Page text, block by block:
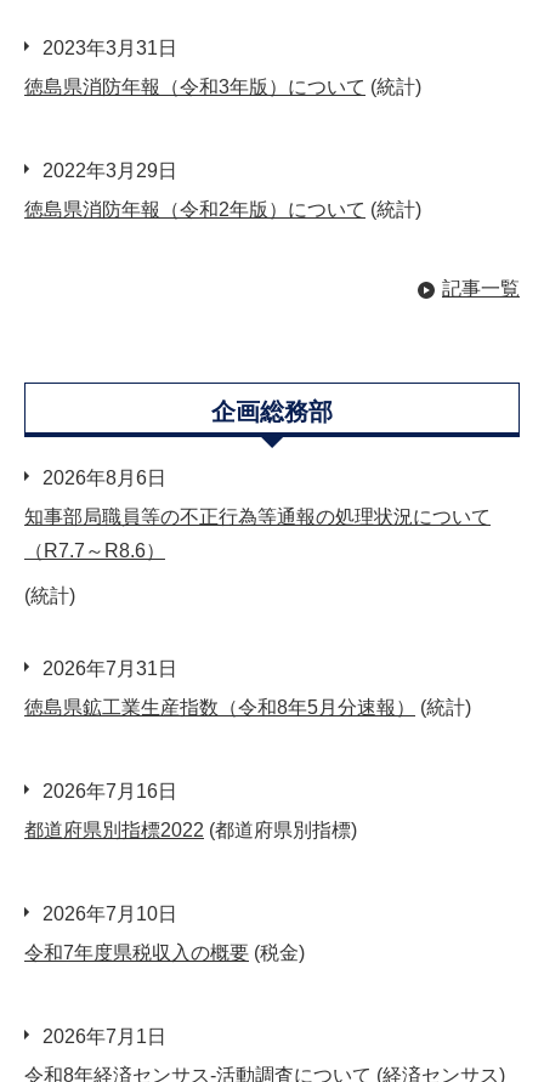
2023年3月31日
徳島県消防年報（令和3年版）について (統計)
2022年3月29日
徳島県消防年報（令和2年版）について (統計)
記事一覧
企画総務部
2026年8月6日
知事部局職員等の不正行為等通報の処理状況について
（R7.7～R8.6）
(統計)
2026年7月31日
徳島県鉱工業生産指数（令和8年5月分速報）
(統計)
2026年7月16日
都道府県別指標2022 (都道府県別指標)
2026年7月10日
令和7年度県税収入の概要 (税金)
2026年7月1日
令和8年経済センサス-活動調査について (経済センサス)